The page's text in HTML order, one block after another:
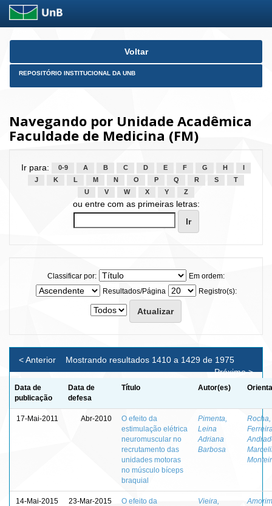
Skip
Voltar
REPOSITÓRIO INSTITUCIONAL DA UNB
Navegando por Unidade Acadêmica
Faculdade de Medicina (FM)
Ir para: 0-9 A B C D E F G H
J
K L M N O P Q R S
T
U
V W X Y Z
ou entre com as primeiras letras:
Classificar por:
Em ordem:
Resultados/Página
Registro(s):
Mostrando resultados 1410 a 1429 de 1975
< Anterior
Próximo >
Data de
publicação
Data de
defesa
Título Autor(es)
17-Mai-2011 Abr-2010
O efeito da
estimulação elétrica
neuromuscular no
recrutamento das
unidades motoras
no músculo bíceps
braquial
Pimenta,
Leina
Adriana
Barbosa
14-Mai-2015 23-Mar-2015
O efeito da
Vieira,